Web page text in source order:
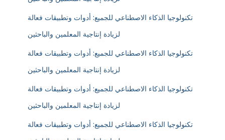
تكنولوجيا الذكاء الاصطناعي للجميع: أدوات وتطبيقات فعالة
لزيادة إنتاجية المعلمين والباحثين
تكنولوجيا الذكاء الاصطناعي للجميع: أدوات وتطبيقات فعالة
لزيادة إنتاجية المعلمين والباحثين
تكنولوجيا الذكاء الاصطناعي للجميع: أدوات وتطبيقات فعالة
لزيادة إنتاجية المعلمين والباحثين
تكنولوجيا الذكاء الاصطناعي للجميع: أدوات وتطبيقات فعالة